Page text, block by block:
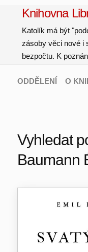
Knihovna
Katolík má být
zásoby věci nové i
bezpočtu. K
ODDĚLENÍ O
Vyhledat
Baumann